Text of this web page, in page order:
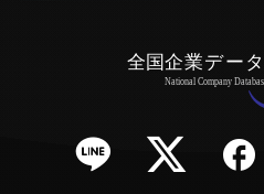
Twitter Facebook YouTube